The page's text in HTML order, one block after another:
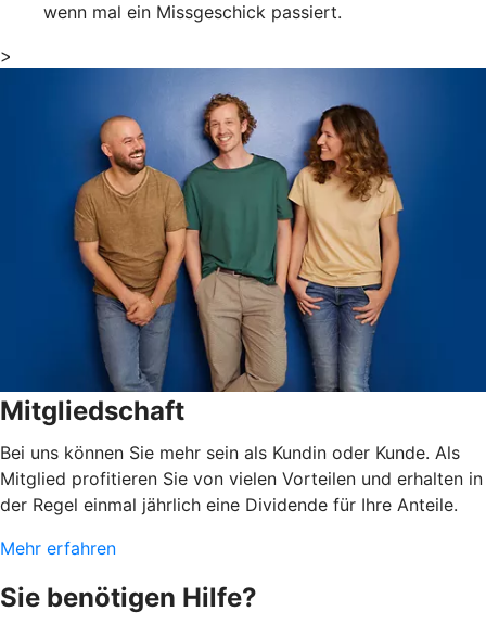
wenn mal ein Missgeschick passiert.
>
Mitgliedschaft
Bei uns können Sie mehr sein als Kundin oder Kunde. Als
Mitglied profitieren Sie von vielen Vorteilen und erhalten in
der Regel einmal jährlich eine Dividende für Ihre Anteile.
Mehr erfahren
Sie benötigen Hilfe?